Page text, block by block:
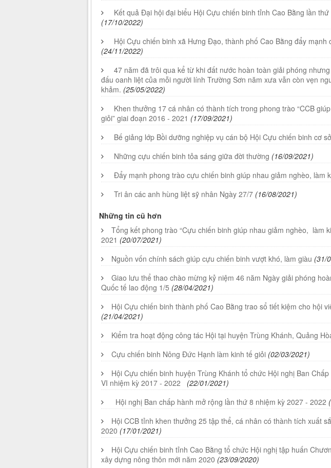
Kết quả Đại hội đại biểu Hội Cựu chiến binh tỉnh Cao Bằng lần
(17/10/2022)
Hội Cựu chiến binh xã Hưng Đạo, thành phố Cao Bằng đẩy mạnh
(24/11/2022)
47 năm đã trôi qua kể từ khi đất nước hoàn toàn giải phóng
đấu oanh liệt của mỗi người lính Trường Sơn năm xưa vẫn còn vẹn
khảm. (25/05/2022)
Khen thưởng 17 cá nhân có thành tích trong phong trào “CCB
giỏi” giai đoạn 2016 - 2021 (17/09/2021)
Bế giảng lớp Bồi dưỡng nghiệp vụ cán bộ Hội Cựu chiến binh cơ
Những cựu chiến binh tỏa sáng giữa đời thường (16/09/2021)
Đẩy mạnh phong trào cựu chiến binh giúp nhau giảm nghèo, làm
Tri ân các anh hùng liệt sỹ nhân Ngày 27/7 (16/08/2021)
Những tin cũ hơn
Tổng kết phong trào “Cựu chiến binh giúp nhau giảm nghèo, làm
2021 (20/07/2021)
Nguồn vốn chính sách giúp cựu chiến binh vượt khó, làm giàu (31/
Giao lưu thể thao chào mừng kỷ niệm 46 năm Ngày giải phóng
Quốc tế lao động 1/5 (28/04/2021)
Hội Cựu chiến binh thành phố Cao Bằng trao sổ tiết kiệm cho hội
(21/04/2021)
Kiểm tra hoạt động công tác Hội tại huyện Trùng Khánh, Quảng
Cựu chiến binh Nông Đức Hạnh làm kinh tế giỏi (02/03/2021)
Hội Cựu chiến binh huyện Trùng Khánh tổ chức Hội nghị Ban
VI nhiệm kỳ 2017 - 2022
(22/01/2021)
Hội nghị Ban chấp hành mở rộng lần thứ 8 nhiệm kỳ 2027 - 2022
Hội CCB tỉnh khen thưởng 25 tập thể, cá nhân có thành tích xuất
2020 (17/01/2021)
Hội Cựu chiến binh tỉnh Cao Bằng tổ chức Hội nghị tập huấn
xây dựng nông thôn mới năm 2020 (23/09/2020)